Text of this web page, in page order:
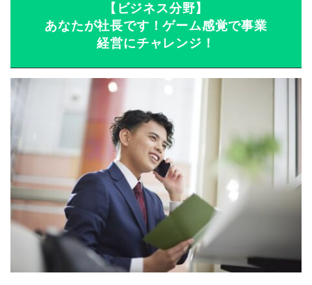
【ビジネス分野】
あなたが社長です！ゲーム感覚で事業
経営にチャレンジ！